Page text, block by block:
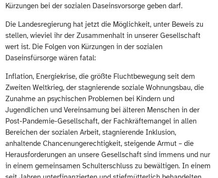
Kürzungen bei der sozialen Daseinsvorsorge geben darf.
Die Landesregierung hat jetzt die Möglichkeit, unter Beweis zu
stellen, wieviel ihr der Zusammenhalt in unserer Gesellschaft
wert ist. Die Folgen von Kürzungen in der sozialen
Daseinsfürsorge wären fatal:
Inflation, Energiekrise, die größte Fluchtbewegung seit dem
Zweiten Weltkrieg, der stagnierende soziale Wohnungsbau, die
Zunahme an psychischen Problemen bei Kindern und
Jugendlichen und Vereinsamung bei älteren Menschen in der
Post-Pandemie-Gesellschaft, der Fachkräftemangel in allen
Bereichen der sozialen Arbeit, stagnierende Inklusion,
anhaltende Chancenungerechtigkeit, steigende Armut – die
Herausforderungen an unsere Gesellschaft sind immens und nur
in einem gemeinsamen Schulterschluss zu bewältigen. In einem